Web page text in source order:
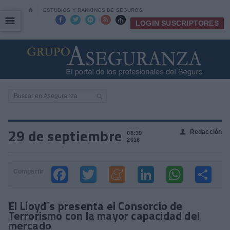
⌂ ESTUDIOS Y RANKINGS DE SEGUROS
     LOGIN SUSCRIPTORES
☰
☰
29 de septiembre
08:39
2016
👤 Redacción
El Lloyd´s presenta el Consorcio de
Terrorismo con la mayor capacidad del
mercado